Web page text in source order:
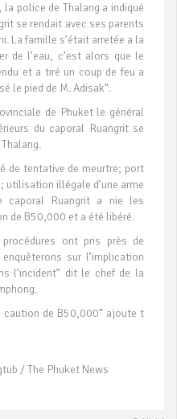
police de Thalang a indiqué
se rendait avec ses parents
La famille s’était arretée a la
de l’eau, c’est alors que le
et a tiré un coup de feu a
le pied de M. Adisak”.
de Phuket le général
du caporal Ruangrit se
de tentative de meurtre; port
utilisation illégale d’une arme
Ruangrit a nie les
de B50,000 et a été libéré.
ont pris près de
sur l’implication
l’incident” dit le chef de la
caution de B50,000” ajoute t
/ The Phuket News